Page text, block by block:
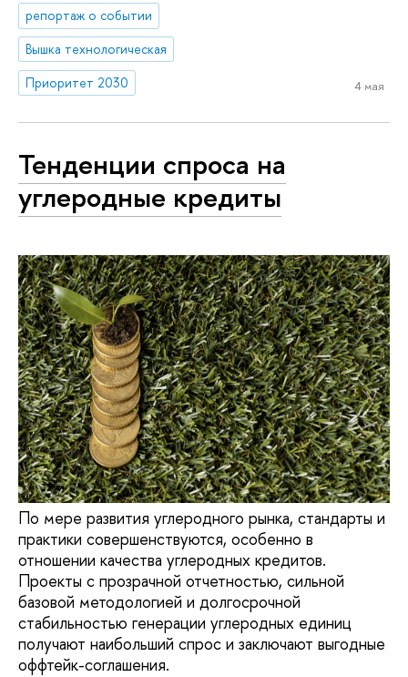
репортаж о событии
Вышка технологическая
Приоритет 2030
4 мая
Тенденции спроса на
углеродные кредиты
По мере развития углеродного рынка, стандарты и
практики совершенствуются, особенно в
отношении качества углеродных кредитов.
Проекты с прозрачной отчетностью, сильной
базовой методологией и долгосрочной
стабильностью генерации углеродных единиц
получают наибольший спрос и заключают выгодные
оффтейк-соглашения.